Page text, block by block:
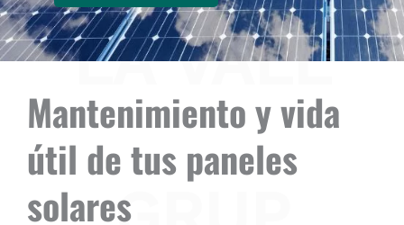
Mantenimiento y vida
útil de tus paneles
solares
LA VALL